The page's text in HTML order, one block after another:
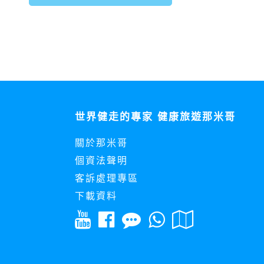
世界健走的專家 健康旅遊那米哥
關於那米哥
個資法聲明
客訴處理專區
下載資料